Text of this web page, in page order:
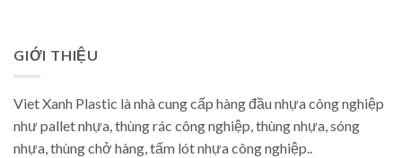
GIỚI THIỆU
Viet Xanh Plastic là nhà cung cấp hàng đầu nhựa công nghiệp
như pallet nhựa, thùng rác công nghiệp, thùng nhựa, sóng
nhựa, thùng chở hàng, tấm lót nhựa công nghiệp..